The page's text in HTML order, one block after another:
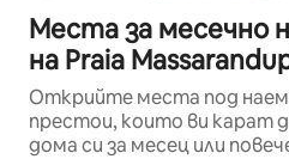
Места за месечно
на Praia
Открийте места под наем
престои, които ви карат
дома си за месец или